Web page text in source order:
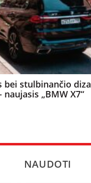
bei stulbinančio
naujasis „BMW X7“
NAUDOTI